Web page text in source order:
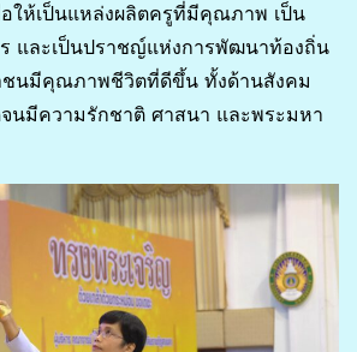
ให้เป็นแหล่งผลิตครูที่มีคุณภาพ เป็น
และเป็นปราชญ์แห่งการพัฒนาท้องถิ่น
ชนมีคุณภาพชีวิตที่ดีขึ้น ทั้งด้านสังคม
นมีความรักชาติ ศาสนา และพระมหา